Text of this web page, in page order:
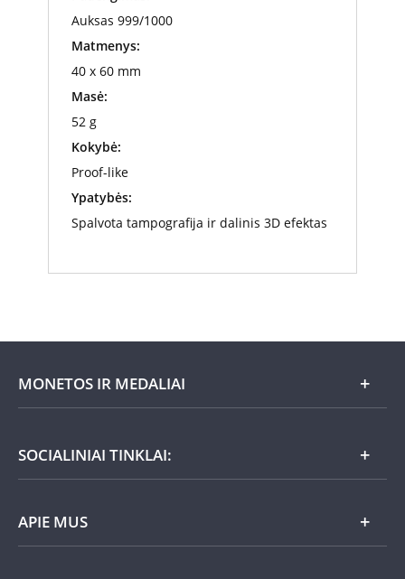
Auksas 999/1000
Matmenys:
40 x 60 mm
Masė:
52 g
Kokybė:
Proof-like
Ypatybės:
Spalvota tampografija ir dalinis 3D efektas
MONETOS IR MEDALIAI
Dovanų idėjos
Nauja
SOCIALINIAI TINKLAI:
APIE MUS